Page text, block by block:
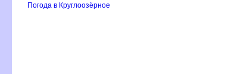
Погода в Круглоозёрное